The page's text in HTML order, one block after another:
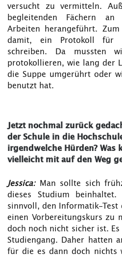
versucht zu vermitteln.
begleitenden Fächern an
Arbeiten herangeführt.
damit, ein Protokoll für
schreiben. Da mussten
protokollieren, wie lang der
die Suppe umgerührt oder
benutzt hat.
Jetzt nochmal zurück
der Schule in die
irgendwelche Hürden? Was
vielleicht mit auf den Weg
Jessica:Man sollte sich
dieses Studium
sinnvoll, den Informatik-Test
einen Vorbereitungskurs zu
doch noch nicht sicher ist.
Studiengang. Daher hatten
für die es dann doch nichts